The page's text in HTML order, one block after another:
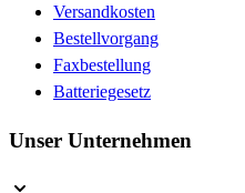
Versandkosten
Bestellvorgang
Faxbestellung
Batteriegesetz
Unser Unternehmen